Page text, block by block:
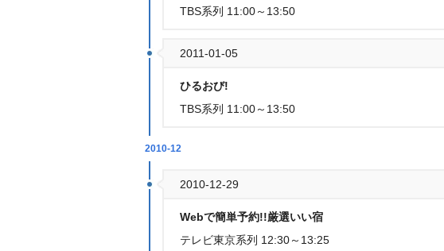
TBS系列 11:00～13:50
2011-01-05
ひるおび!
TBS系列 11:00～13:50
2010-12
2010-12-29
Webで簡単予約!!厳選いい宿
テレビ東京系列 12:30～13:25